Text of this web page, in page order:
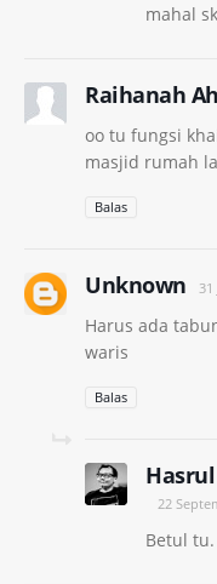
mahal
Raihanah
oo tu fungsi
masjid rumah la
Balas
Unknown
Harus ada
waris
Balas
22
Betul tu.